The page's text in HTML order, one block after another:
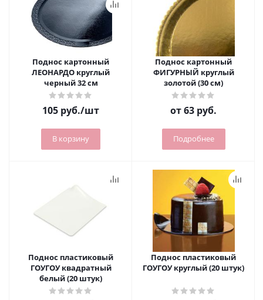
Поднос картонный
ЛЕОНАРДО круглый
черный 32 см
105 руб./шт
В корзину
Поднос картонный
ФИГУРНЫЙ круглый
золотой (30 см)
от63 руб.
Подробнее
Поднос пластиковый
ГОУГОУ квадратный
белый (20 штук)
Поднос пластиковый
ГОУГОУ круглый (20 штук)